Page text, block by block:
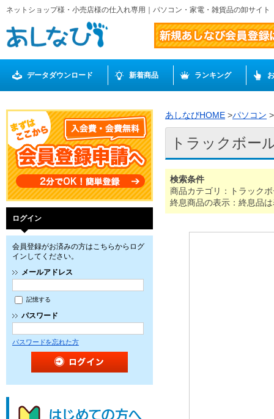
ネットショップ様・小売店様の仕入れ専用｜パソコン・家電・雑貨品の卸サイ
データダウンロード 新着商品 ランキング
ログイン
会員登録がお済みの方はこちらからログ
インしてください。
メールアドレス
記憶する
パスワード
パスワードを忘れた方
あしなびHOME >パソコン >
トラックボー
検索条件
商品カテゴリ：トラック
終息商品の表示：終息品